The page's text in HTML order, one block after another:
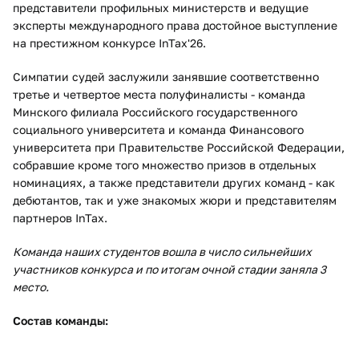
представители профильных министерств и ведущие
эксперты международного права достойное выступление
на престижном конкурсе InTax'26.
Симпатии судей заслужили занявшие соответственно
третье и четвертое места полуфиналисты - команда
Минского филиала Российского государственного
социального университета и команда Финансового
университета при Правительстве Российской Федерации,
собравшие кроме того множество призов в отдельных
номинациях, а также представители других команд - как
дебютантов, так и уже знакомых жюри и представителям
партнеров InTax.
Команда наших студентов вошла в число сильнейших
участников конкурса и по итогам очной стадии заняла 3
место.
Состав команды: